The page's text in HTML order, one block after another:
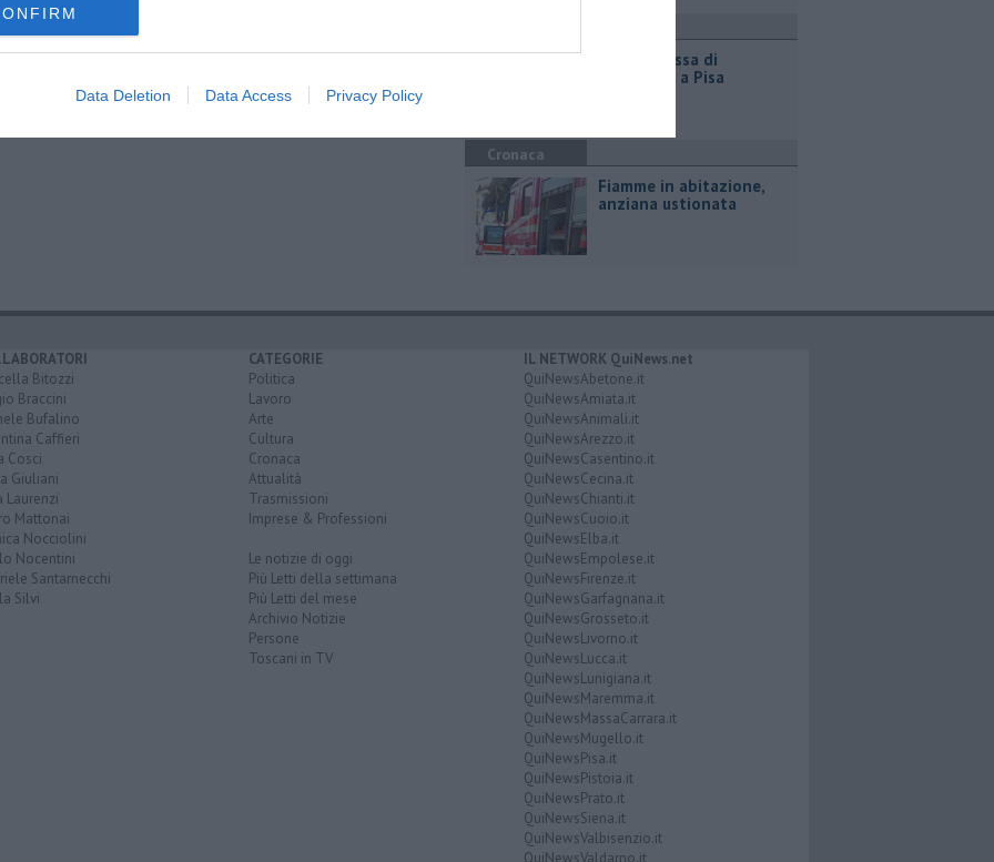
Data Deletion Data Access Privacy Policy
e feriti
Nuova scossa di
terremoto a Pisa
Cronaca
Fiamme in abitazione,
anziana ustionata
Bitozzi
Braccini
Bufalino
Caffieri
Cosci
Giuliani
Laurenzi
Mattonai
Nocciolini
Nocentini
Santarnecchi
Silvi
CATEGORIE
Politica
Lavoro
Arte
Cultura
Cronaca
Attualità
Trasmissioni
Imprese & Professioni
Le notizie di oggi
Più Letti della settimana
Più Letti del mese
Archivio Notizie
Persone
Toscani in TV
IL NETWORK QuiNews.net
QuiNewsAbetone.it
QuiNewsAmiata.it
QuiNewsAnimali.it
QuiNewsArezzo.it
QuiNewsCasentino.it
QuiNewsCecina.it
QuiNewsChianti.it
QuiNewsCuoio.it
QuiNewsElba.it
QuiNewsEmpolese.it
QuiNewsFirenze.it
QuiNewsGarfagnana.it
QuiNewsGrosseto.it
QuiNewsLivorno.it
QuiNewsLucca.it
QuiNewsLunigiana.it
QuiNewsMaremma.it
QuiNewsMassaCarrara.it
QuiNewsMugello.it
QuiNewsPisa.it
QuiNewsPistoia.it
QuiNewsPrato.it
QuiNewsSiena.it
QuiNewsValbisenzio.it
QuiNewsValdarno.it